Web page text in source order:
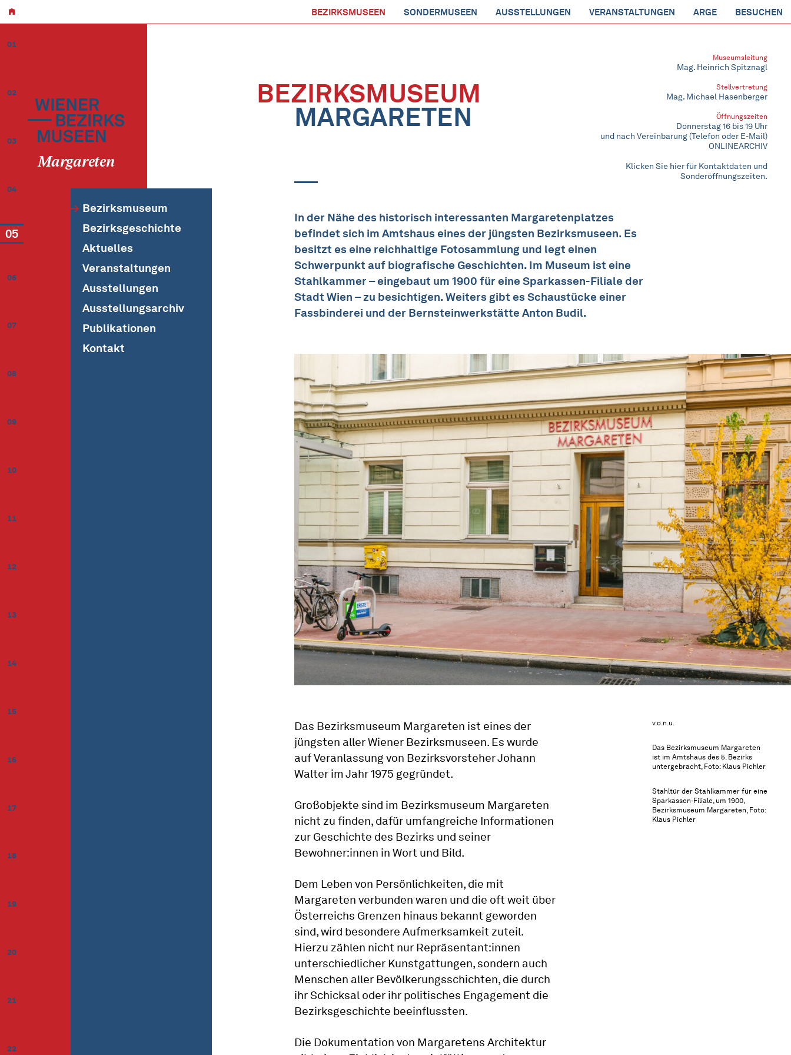
BEZIRKSMUSEEN SONDERMUSEEN AUSSTELLUNGEN VERANSTALTUNGEN ARGE BESUCHEN
Margareten
01
02
03
04
05
06
07
08
09
10
11
12
13
14
15
16
17
18
19
20
21
22
Bezirksmuseum
Bezirksgeschichte
Aktuelles
Veranstaltungen
Ausstellungen
Ausstellungsarchiv
Publikationen
Kontakt
BEZIRKSMUSEUM
MARGARETEN
Museumsleitung
Mag. Heinrich Spitznagl
Stellvertretung
Mag. Michael Hasenberger
Öffnungszeiten
Donnerstag 16 bis 19 Uhr
und nach Vereinbarung (Telefon oder E-Mail)
ONLINEARCHIV
Klicken Sie hier für Kontaktdaten und
Sonderöffnungszeiten.
In der Nähe des historisch interessanten Margaretenplatzes
befindet sich im Amtshaus eines der jüngsten Bezirksmuseen. Es
besitzt es eine reichhaltige Fotosammlung und legt einen
Schwerpunkt auf biografische Geschichten. Im Museum ist eine
Stahlkammer – eingebaut um 1900 für eine Sparkassen-Filiale der
Stadt Wien – zu besichtigen. Weiters gibt es Schaustücke einer
Fassbinderei und der Bernsteinwerkstätte Anton Budil.
v.o.n.u.
Das Bezirksmuseum Margareten
ist im Amtshaus des 5. Bezirks
untergebracht, Foto: Klaus Pichler
Stahltür der Stahlkammer für eine
Sparkassen-Filiale, um 1900,
Bezirksmuseum Margareten, Foto:
Klaus Pichler
Das Bezirksmuseum Margareten ist eines der
jüngsten aller Wiener Bezirksmuseen. Es wurde
auf Veranlassung von Bezirksvorsteher Johann
Walter im Jahr 1975 gegründet.
Großobjekte sind im Bezirksmuseum Margareten
nicht zu finden, dafür umfangreiche Informationen
zur Geschichte des Bezirks und seiner
Bewohner:innen in Wort und Bild.
Dem Leben von Persönlichkeiten, die mit
Margareten verbunden waren und die oft weit über
Österreichs Grenzen hinaus bekannt geworden
sind, wird besondere Aufmerksamkeit zuteil.
Hierzu zählen nicht nur Repräsentant:innen
unterschiedlicher Kunstgattungen, sondern auch
Menschen aller Bevölkerungsschichten, die durch
ihr Schicksal oder ihr politisches Engagement die
Bezirksgeschichte beeinflussten.
Die Dokumentation von Margaretens Architektur